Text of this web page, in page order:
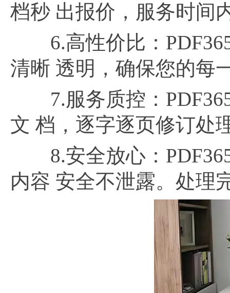
档秒 出报价，服务时间
6.高性价比：PDF365
清晰 透明，确保您的每
7.服务质控：PDF365
文 档，逐字逐页修订处
8.安全放心：PDF365
内容 安全不泄露。处理